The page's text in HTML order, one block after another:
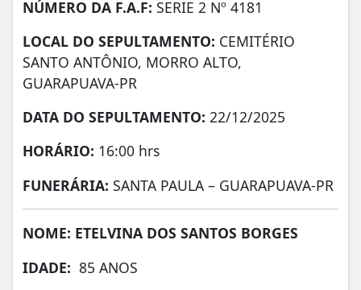
NÚMERO DA F.A.F: SERIE 2 Nº 4181
LOCAL DO SEPULTAMENTO: CEMITÉRIO
SANTO ANTÔNIO, MORRO ALTO,
GUARAPUAVA-PR
DATA DO SEPULTAMENTO: 22/12/2025
HORÁRIO: 16:00 hrs
FUNERÁRIA: SANTA PAULA – GUARAPUAVA-PR
NOME: ETELVINA DOS SANTOS BORGES
IDADE: 85 ANOS